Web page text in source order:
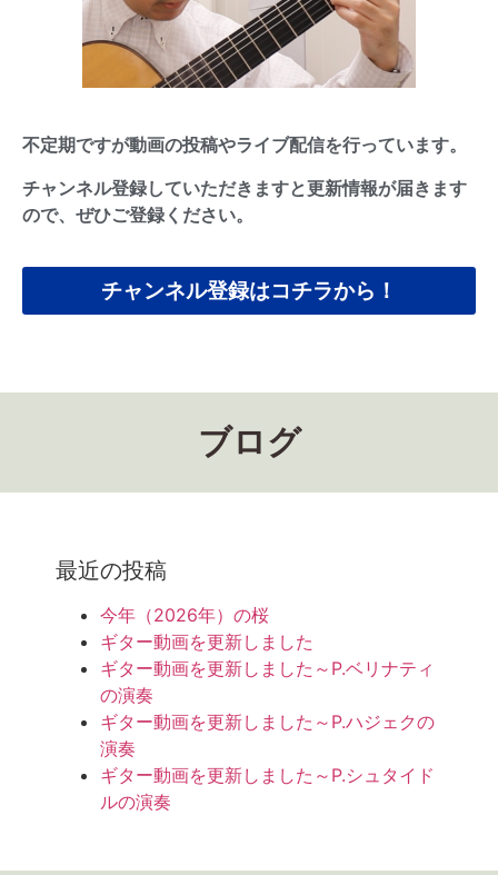
不定期ですが動画の投稿やライブ配信を行っています。
チャンネル登録していただきますと更新情報が届きます
ので、ぜひご登録ください。
チャンネル登録はコチラから！
ブログ
最近の投稿
今年（2026年）の桜
ギター動画を更新しました
ギター動画を更新しました～P.ベリナティ
の演奏
ギター動画を更新しました～P.ハジェクの
演奏
ギター動画を更新しました～P.シュタイド
ルの演奏